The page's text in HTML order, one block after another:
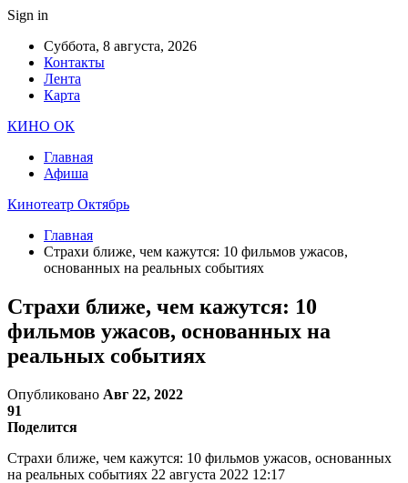
Sign in
Суббота, 8 августа, 2026
Контакты
Лента
Карта
КИНО ОК
Главная
Афиша
Кинотеатр Октябрь
Главная
Страхи ближе, чем кажутся: 10 фильмов ужасов,
основанных на реальных событиях
Страхи ближе, чем кажутся: 10
фильмов ужасов, основанных на
реальных событиях
Опубликовано Авг 22, 2022
91
Поделится
Страхи ближе, чем кажутся: 10 фильмов ужасов, основанных
на реальных событиях 22 августа 2022 12:17